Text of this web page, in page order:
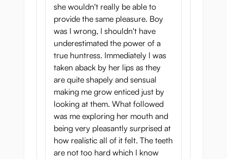
she wouldn't really be able to
provide the same pleasure. Boy
was I wrong, I shouldn't have
underestimated the power of a
true huntress. Immediately I was
taken aback by her lips as they
are quite shapely and sensual
making me grow enticed just by
looking at them. What followed
was me exploring her mouth and
being very pleasantly surprised at
how realistic all of it felt. The teeth
are not too hard which I know